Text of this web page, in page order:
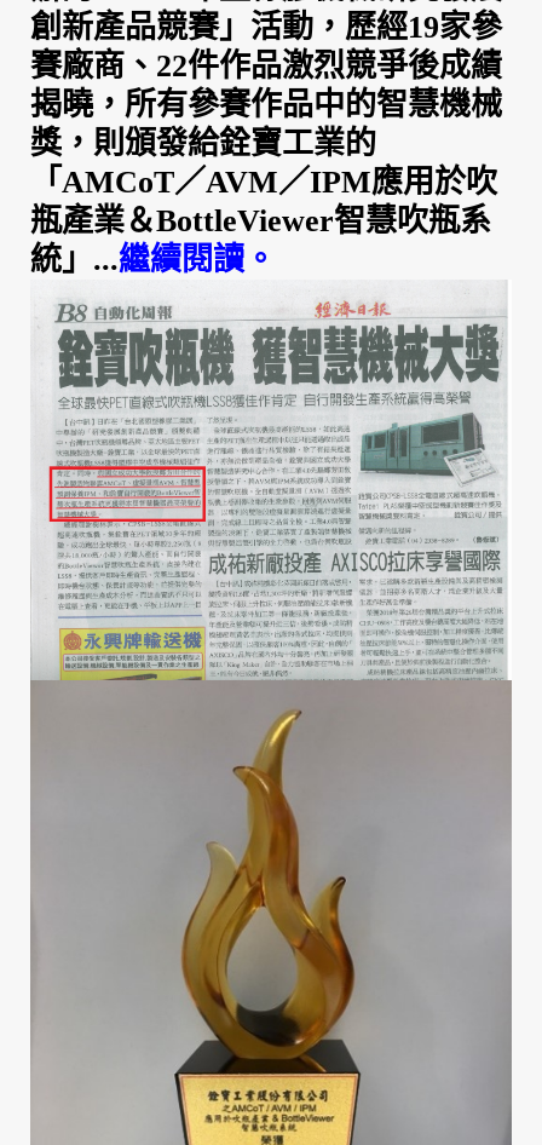
創新產品競賽」 活動，歷經19家參
賽廠商、 22件作品激烈競爭後成績
揭曉， 所有參賽作品中的智慧機械
獎，則頒發給銓寶工業的
「AMCoT／AVM／IPM應用於吹
瓶產業＆BottleViewer智慧吹瓶系
統 」...繼續閱讀 。